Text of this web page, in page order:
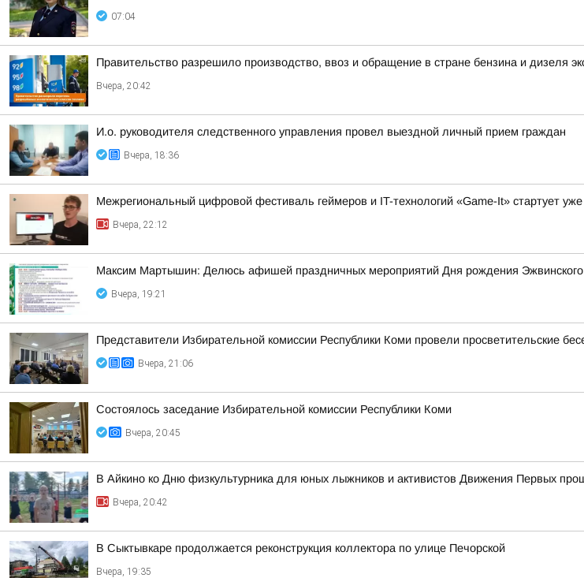
07:04
Правительство разрешило производство, ввоз и обращение в стране бензина и дизеля
Вчера, 20:42
И.о. руководителя следственного управления провел выездной личный прием граждан
Вчера, 18:36
Межрегиональный цифровой фестиваль геймеров и IT-технологий «Game-It» стартует
Вчера, 22:12
Максим Мартышин: Делюсь афишей праздничных мероприятий Дня рождения Эжвинского
Вчера, 19:21
Представители Избирательной комиссии Республики Коми провели просветительские
Вчера, 21:06
Состоялось заседание Избирательной комиссии Республики Коми
Вчера, 20:45
В Айкино ко Дню физкультурника для юных лыжников и активистов Движения Первых
Вчера, 20:42
В Сыктывкаре продолжается реконструкция коллектора по улице Печорской
Вчера, 19:35